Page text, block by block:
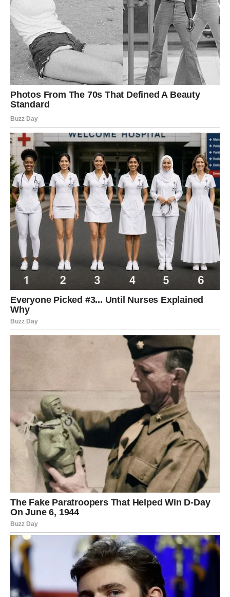
Nova era za Strelca donosiširenje, olakšanje i povratak
radosti
. Dolazi prilika koja vas podseća ko ste zaista:
slobodni duh, istraživač, neko ko veruje u sutra. Moguće
je putovanje, nova ideja, nova ljubav ili životna odluka
koja vas vraća u kontakt sa sobom.
U ljubavi, prestajete da se zadovoljavate manje nego što
zaslužujete. Dolazi osoba ili situacija koja budi osmeh,
strast i optimizam.
Na ličnom planu, Strelac ponovo veruje u sebe – i baš
tada sudbina donosi nagradu. Posle bola – dolaziživot
pun smisla i širine